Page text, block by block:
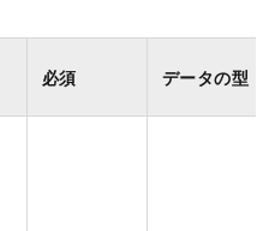
必須 データの型